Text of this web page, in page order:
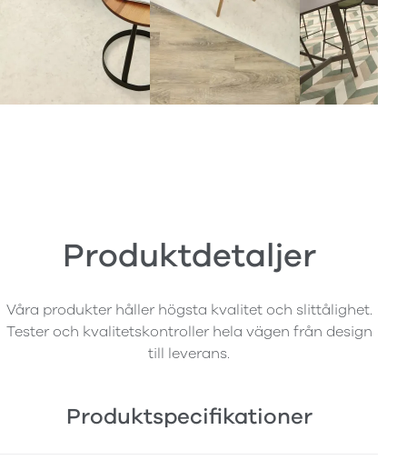
Produktdetaljer
Våra produkter håller högsta kvalitet och slittålighet.
Tester och kvalitetskontroller hela vägen från design
till leverans.
Produktspecifikationer